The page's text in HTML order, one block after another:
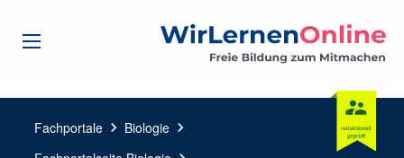
Fachportale chevron_right Biologie chevron_right